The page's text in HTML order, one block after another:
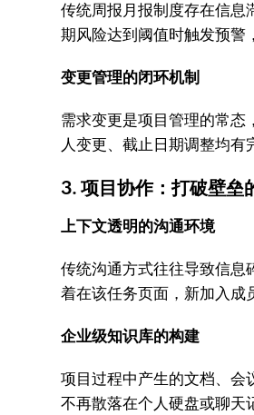
传统周报月报制度存在信息
期风险达到阈值时触发预警
变更管理的闭环机制
需求变更是项目管理的常
人变更、截止日期调整均有
3. 项目协作：打破壁垒
上下文透明的沟通环境
传统沟通方式往往导致信息
着在该任务页面，新加入成
企业级知识库的构建
项目过程中产生的文档、会
不再散落在个人硬盘或聊天